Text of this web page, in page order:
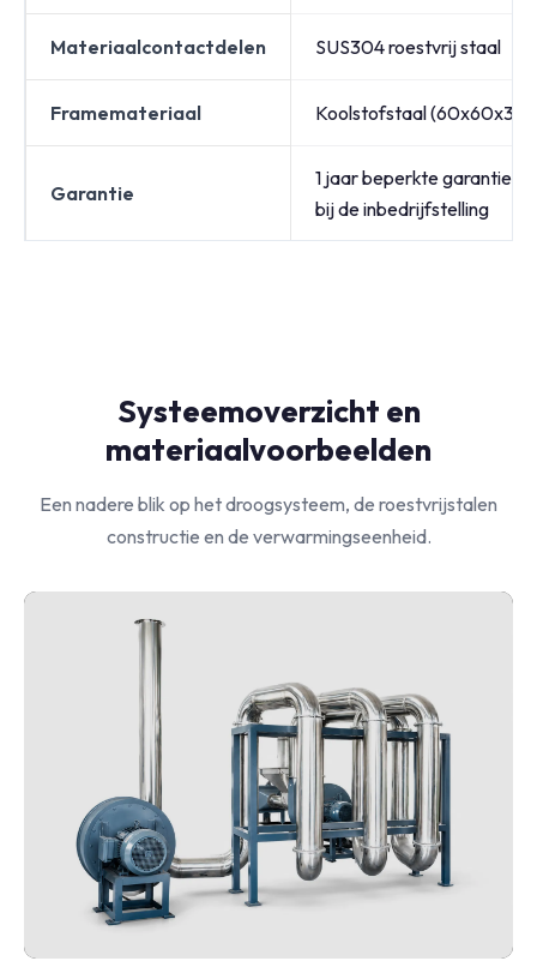
Materiaalcontactdelen SUS304 roestvrij staal
Framemateriaal Koolstofstaal (60x60x3
Garantie
1 jaar beperkte garantie
bij de inbedrijfstelling
Systeemoverzicht en
materiaalvoorbeelden
Een nadere blik op het droogsysteem, de roestvrijstalen
constructie en de verwarmingseenheid.